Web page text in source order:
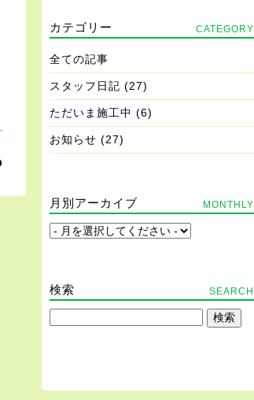
カテゴリー CATEGORY
全ての記事
スタッフ日記 (27)
ただいま施工中 (6)
お知らせ (27)
月別アーカイブ MONTHLY
検索 SEARCH